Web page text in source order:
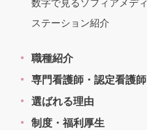
数字で見るソフィアメディ
ステーション紹介
職種紹介
専門看護師・認定看護師
選ばれる理由
制度・福利厚生